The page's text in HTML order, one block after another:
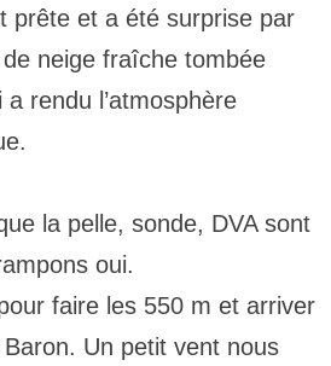
prête et a été surprise par
neige fraîche tombée
rendu l’atmosphère
la pelle, sonde, DVA sont
oui.
faire les 550 m et arriver
Un petit vent nous